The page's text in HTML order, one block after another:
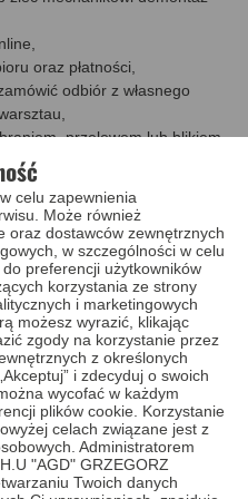
oraz płatności,
odbiór z własnego
przelewem lub blikiem,
przekaż przesyłkę
aut Kia Sorento, Hyundai
jeden dzień
przesyłki do
stacyjkę otrzymasz w
prześlij swoją stacyjkę
posiadasz na adres naszego
używane stacyjki
oraz mycie w myjce
chemii, w procesie
tylko nowych sprężynek i
serwisie nie tylko naprawisz
z usług naprawy wkładu
celu zapewnienia
Może również
oraz dostawców zewnętrznych
w szczególności w celu
preferencji użytkowników
korzystania ze strony
i marketingowych
możesz wyrazić, klikając
zgody na korzystanie przez
z określonych
i zdecyduj o swoich
wycofać w każdym
plików cookie. Korzystanie
celach związane jest z
Administratorem
"AGD" GRZEGORZ
Twoich danych